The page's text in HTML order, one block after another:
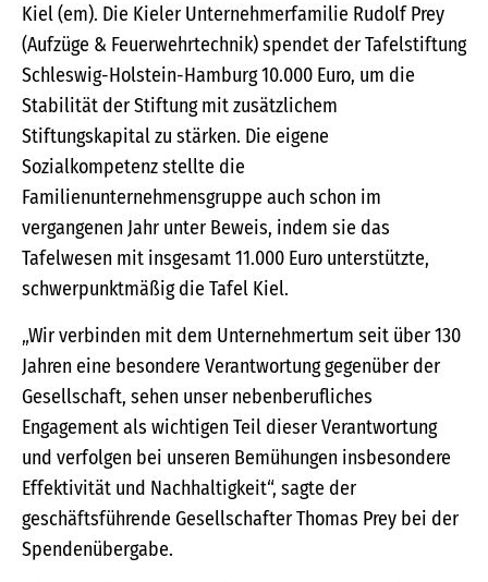
Kiel (em). Die Kieler Unternehmerfamilie Rudolf Prey
(Aufzüge & Feuerwehrtechnik) spendet der Tafelstiftung
Schleswig-Holstein-Hamburg 10.000 Euro, um die
Stabilität der Stiftung mit zusätzlichem
Stiftungskapital zu stärken. Die eigene
Sozialkompetenz stellte die
Familienunternehmensgruppe auch schon im
vergangenen Jahr unter Beweis, indem sie das
Tafelwesen mit insgesamt 11.000 Euro unterstützte,
schwerpunktmäßig die Tafel Kiel.
„Wir verbinden mit dem Unternehmertum seit über 130
Jahren eine besondere Verantwortung gegenüber der
Gesellschaft, sehen unser nebenberufliches
Engagement als wichtigen Teil dieser Verantwortung
und verfolgen bei unseren Bemühungen insbesondere
Effektivität und Nachhaltigkeit“, sagte der
geschäftsführende Gesellschafter Thomas Prey bei der
Spendenübergabe.